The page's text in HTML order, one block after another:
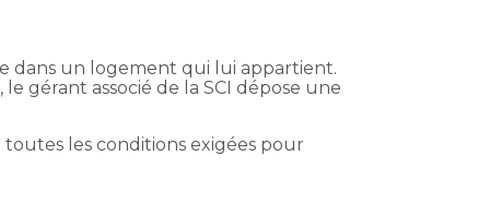
dans un logement qui lui appartient.
gérant associé de la SCI dépose une
les conditions exigées pour